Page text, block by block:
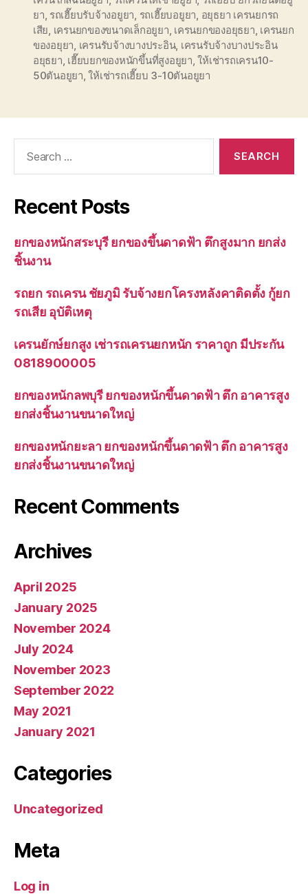
ยา รถเฮี๊ยบรับจ้างอยูยา รถเฮี๊ยบอยูยา อยุธยา เครนยกรถ
เสีย เครนยกของขนาดเล็กอยูยา เครนยกของอยุธยา เครนยก
ของอยุยา เครนรับจ้างบางประอิน, เครนรับจ้างบางประอิน
อยุธยา เฮี๊ยบยกของหนักขึ้นที่สูงอยูยา ,ให้เช่ารถเครน10-
50ตันอยูยา ,ให้เช่ารถเฮี๊ยบ 3-10ตันอยูยา
Recent Posts
ยกของหนักสระบุรี ยกของขึ้นดาดฟ้า ตึกสูงมาก ยกส่ง
ชิ้นงาน
รถยก รถเครน ชัยภูมิ รับจ้างยกโครงหลังคาติดตั้ง กู้ยก
รถเสีย อุบัติเหตุ
เครนยักษ์ยกสูง เช่ารถเครนยกหนัก ราคาถูก มีประกัน
0818900005
ยกของหนักลพบุรี ยกของหนักขึ้นดาดฟ้า ตึก อาคารสูง
ยกส่งชิ้นงานขนาดใหญ่
ยกของหนักยะลา ยกของหนักขึ้นดาดฟ้า ตึก อาคารสูง
ยกส่งชิ้นงานขนาดใหญ่
Recent Comments
Archives
April 2025
January 2025
November 2024
July 2024
November 2023
September 2022
May 2021
January 2021
Categories
Uncategorized
Meta
Log in